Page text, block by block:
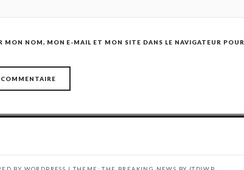
MON NOM, MON E-MAIL ET MON SITE DANS LE NAVIGATEUR